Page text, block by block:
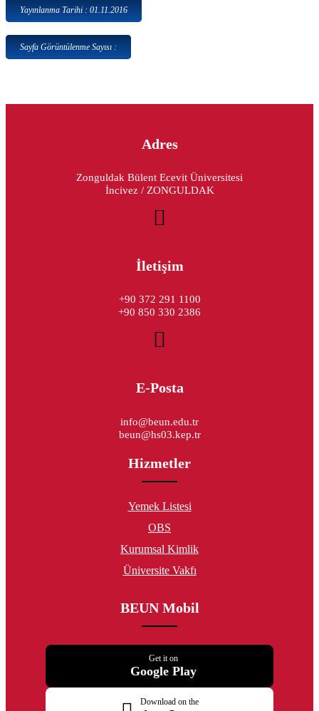
Yayınlanma Tarihi : 01.11.2016
Sayfa Görüntülenme Sayısı :
Adres
Zonguldak Bülent Ecevit Üniversitesi
İncivez / ZONGULDAK
İletişim
+90 372 291 1100
+90 850 330 2386
E-Posta
info@beun.edu.tr
beun@hs03.kep.tr
Hizmetler
Yemek Listesi
OBS
Kurumsal Kimlik
Üniversite Vakfı
BEUN Mobil
Get it on
Google Play
Download on the